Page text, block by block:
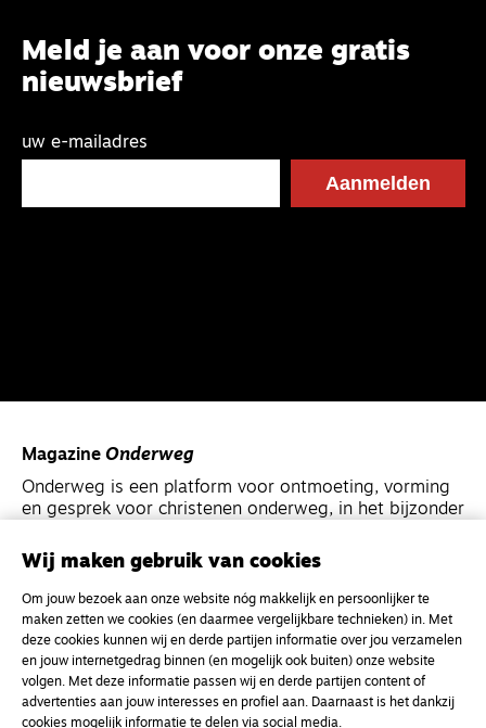
Meld je aan voor onze gratis
nieuwsbrief
uw e-mailadres
Magazine Onderweg
Onderweg is een platform voor ontmoeting, vorming
en gesprek voor christenen onderweg, in het bijzonder
Kvk-nummer 33277063
NL46 INGB 0117 5827 86
info@onderwegonline.nl
Wij maken gebruik van cookies
Om jouw bezoek aan onze website nóg makkelijk en persoonlijker te
maken zetten we cookies (en daarmee vergelijkbare technieken) in. Met
deze cookies kunnen wij en derde partijen informatie over jou verzamelen
en jouw internetgedrag binnen (en mogelijk ook buiten) onze website
volgen. Met deze informatie passen wij en derde partijen content of
advertenties aan jouw interesses en profiel aan. Daarnaast is het dankzij
cookies mogelijk informatie te delen via social media.